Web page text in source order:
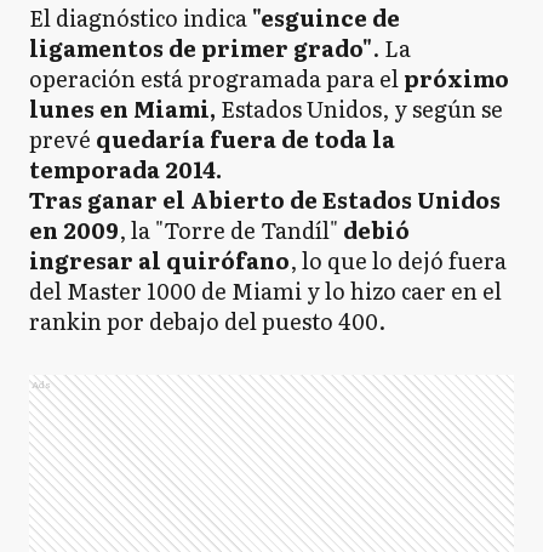
El diagnóstico indica"esguince de
ligamentos de primer grado". La
operación está programada para elpróximo
lunes en Miami, Estados Unidos, y según se
prevé quedaría fuera de toda la
temporada 2014.
Tras ganar el Abierto de Estados Unidos
en 2009, la "Torre de Tandíl" debió
ingresar al quirófano, lo que lo dejó fuera
del Master 1000 de Miami y lo hizo caer en el
rankin por debajo del puesto 400.
Ads